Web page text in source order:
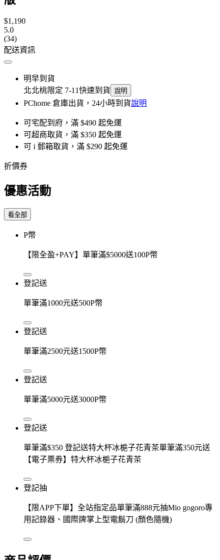
$1,190
5.0
(34)
配送資訊
明早到貨
北北桃限定 7-11快速到貨 說明
PChome 倉庫出貨，24小時到貨說明
可宅配到府，滿 $490 起免運
可超商取貨，滿 $350 起免運
可 i 郵箱取貨，滿 $290 起免運
折價券
優惠活動
看全部
P幣
【限全盈+PAY】單筆滿$5000送100P幣
登記送
單筆滿1000元送500P幣
登記送
單筆滿2500元送1500P幣
登記送
單筆滿5000元送3000P幣
登記送
單筆滿$350 登記送特大杯冰梔子花青茶單筆滿350元送
【電子票券】特大杯冰梔子花青茶
登記抽
【限APP下單】全站指定品單筆滿888元抽Mio gogoro專
用記錄器、國際牌掌上型電鬍刀 (顏色隨機)